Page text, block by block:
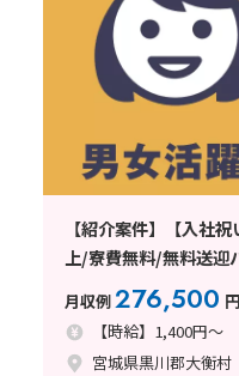
【紹介案件】【入社
上/寮費無料/無料送迎
月収例276,500 円
【時給】1,400円～
宮城県黒川郡大衡村